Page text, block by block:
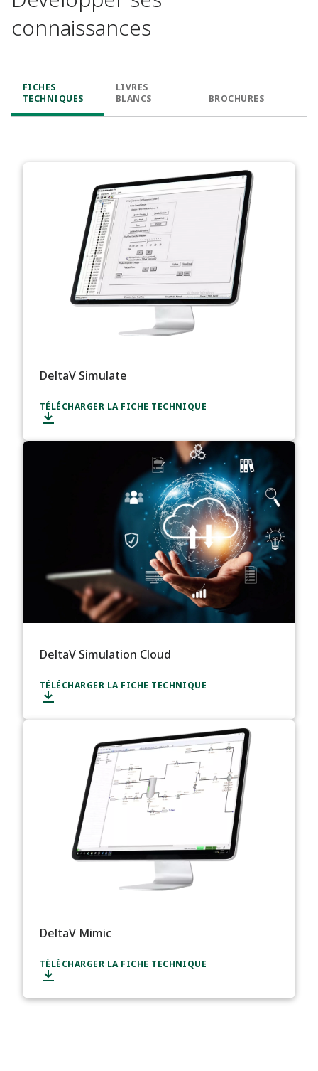
connaissances
FICHES
TECHNIQUES
LIVRES
BLANCS
BROCHURES
DeltaV Simulate
TÉLÉCHARGER LA FICHE TECHNIQUE
DeltaV Simulation Cloud
TÉLÉCHARGER LA FICHE TECHNIQUE
DeltaV Mimic
TÉLÉCHARGER LA FICHE TECHNIQUE